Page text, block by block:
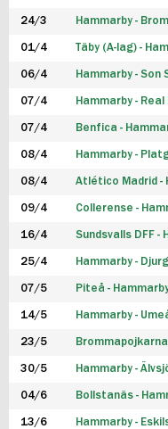
FUTSAL DAM
24/3 Hammarby -
01/4 Täby (A-lag) -
06/4 Hammarby - Son
07/4 Hammarby -
07/4 Benfica -
08/4 Hammarby -
08/4 Atlético Madrid -
09/4 Collerense -
16/4 Sundsvalls DFF -
25/4 Hammarby -
07/5 Piteå -
14/5 Hammarby -
23/5
30/5 Hammarby -
04/6 Bollstanäs -
13/6 Hammarby -